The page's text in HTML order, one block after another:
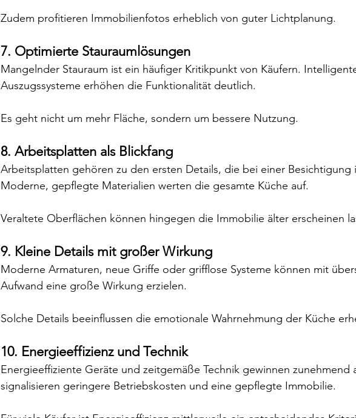
Zudem profitieren Immobilienfotos erheblich von guter Lichtplanung.
7. Optimierte Stauraumlösungen
Mangelnder Stauraum ist ein häufiger Kritikpunkt von Käufern.
Auszugssysteme erhöhen die Funktionalität deutlich.
Es geht nicht um mehr Fläche, sondern um bessere Nutzung.
8. Arbeitsplatten als Blickfang
Arbeitsplatten gehören zu den ersten Details, die bei einer Besichtigung
Moderne, gepflegte Materialien werten die gesamte Küche auf.
Veraltete Oberflächen können hingegen die Immobilie älter erscheinen
9. Kleine Details mit großer Wirkung
Moderne Armaturen, neue Griffe oder grifflose Systeme können mit
Aufwand eine große Wirkung erzielen.
Solche Details beeinflussen die emotionale Wahrnehmung der Küche
10. Energieeffizienz und Technik
Energieeffiziente Geräte und zeitgemäße Technik gewinnen zunehmend
signalisieren geringere Betriebskosten und eine gepflegte Immobilie.